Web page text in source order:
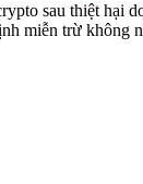
sau thiệt hại
miễn trừ không